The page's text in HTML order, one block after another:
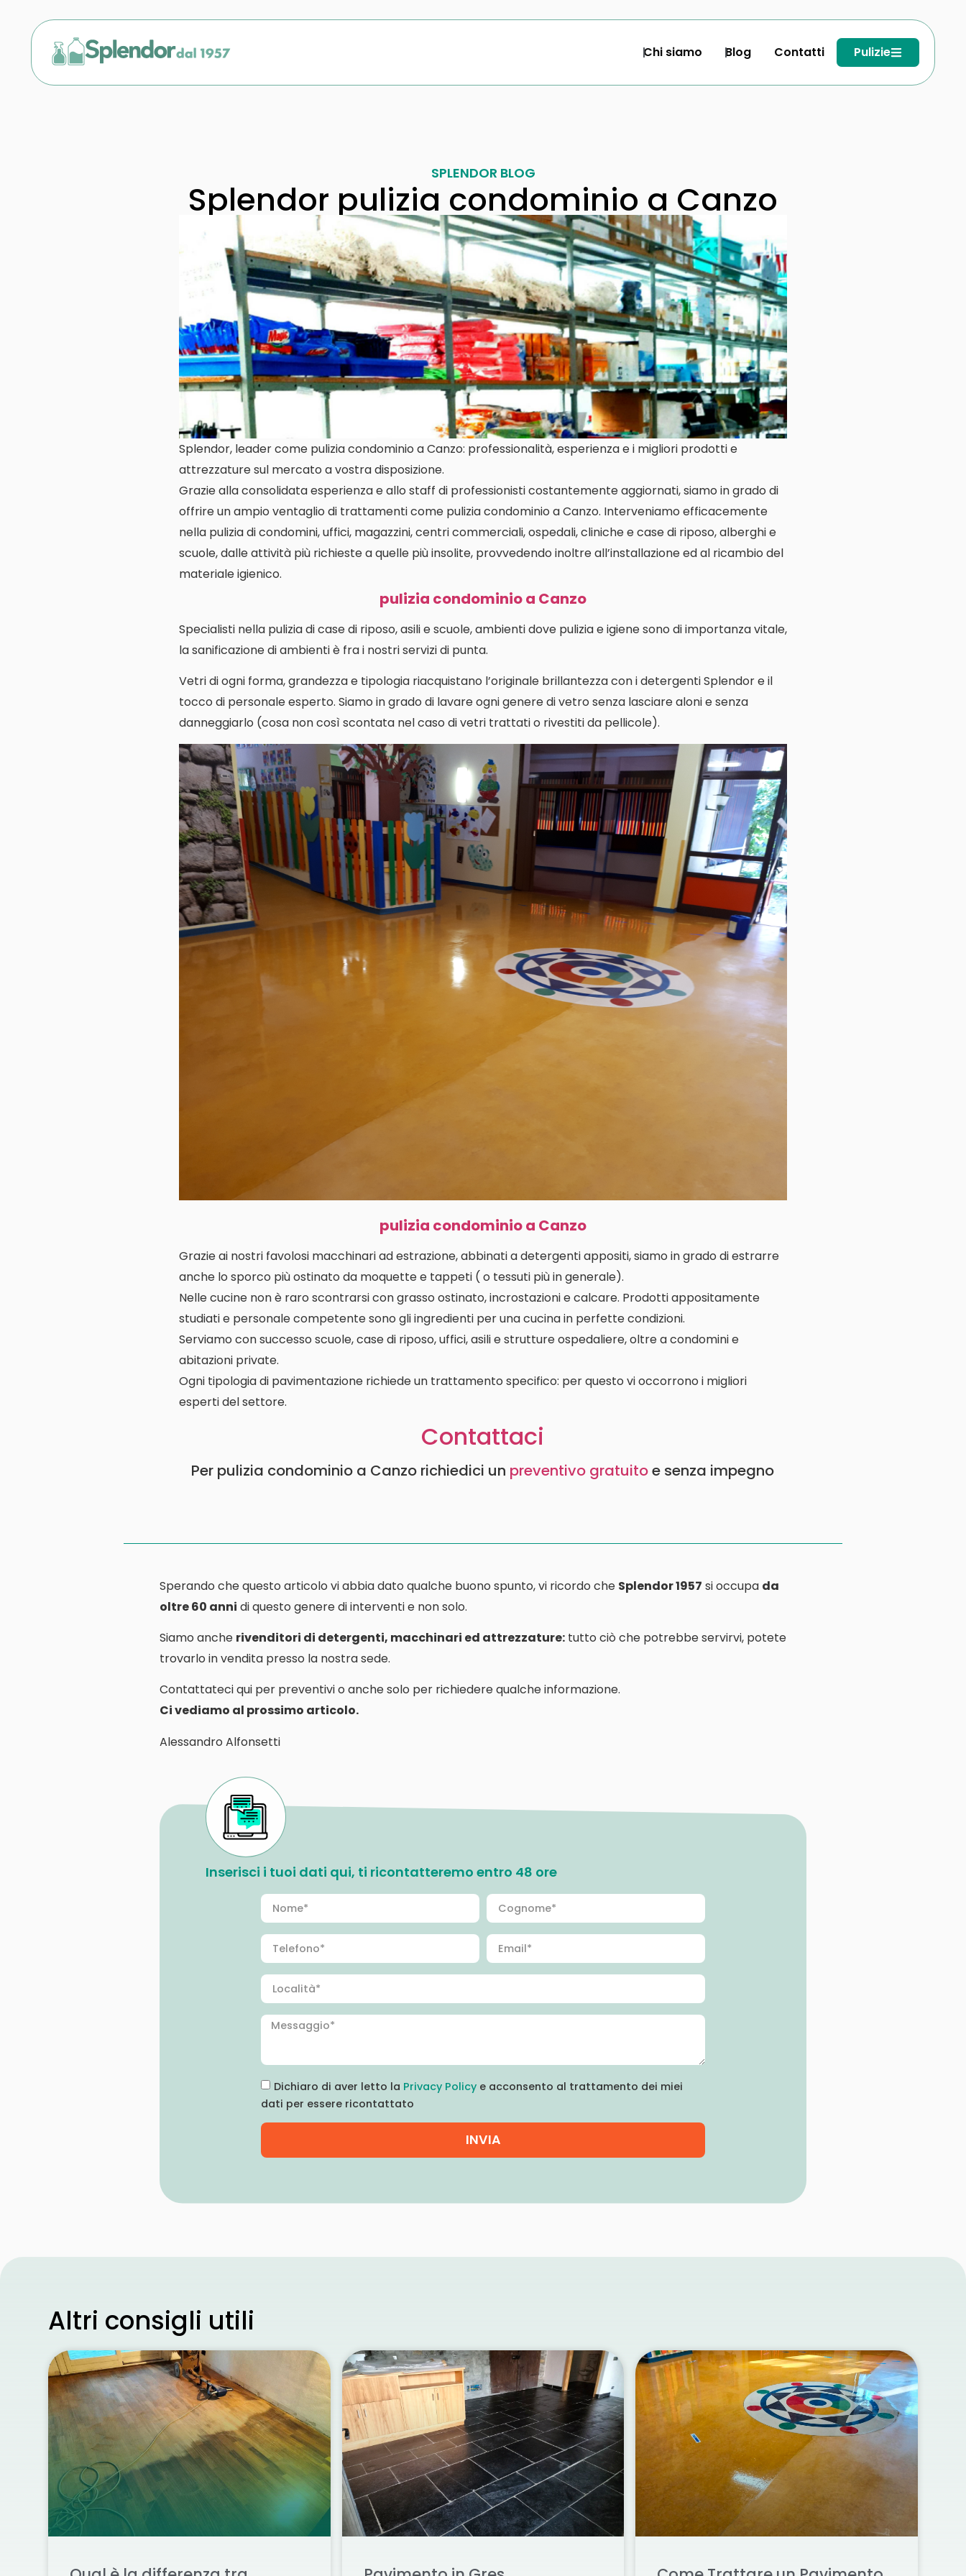
Chi siamo Blog Contatti Pulizie
SPLENDOR BLOG
Splendor pulizia condominio a Canzo
Splendor, leader come pulizia condominio a Canzo: professionalità, esperienza e i migliori prodotti e
attrezzature sul mercato a vostra disposizione.
Grazie alla consolidata esperienza e allo staff di professionisti costantemente aggiornati, siamo in grado di
offrire un ampio ventaglio di trattamenti come pulizia condominio a Canzo. Interveniamo efficacemente
nella pulizia di condomini, uffici, magazzini, centri commerciali, ospedali, cliniche e case di riposo, alberghi e
scuole, dalle attività più richieste a quelle più insolite, provvedendo inoltre all’installazione ed al ricambio del
materiale igienico.
pulizia condominio a Canzo
Specialisti nella pulizia di case di riposo, asili e scuole, ambienti dove pulizia e igiene sono di importanza vitale,
la sanificazione di ambienti è fra i nostri servizi di punta.
Vetri di ogni forma, grandezza e tipologia riacquistano l’originale brillantezza con i detergenti Splendor e il
tocco di personale esperto. Siamo in grado di lavare ogni genere di vetro senza lasciare aloni e senza
danneggiarlo (cosa non così scontata nel caso di vetri trattati o rivestiti da pellicole).
pulizia condominio a Canzo
Grazie ai nostri favolosi macchinari ad estrazione, abbinati a detergenti appositi, siamo in grado di estrarre
anche lo sporco più ostinato da moquette e tappeti ( o tessuti più in generale).
Nelle cucine non è raro scontrarsi con grasso ostinato, incrostazioni e calcare. Prodotti appositamente
studiati e personale competente sono gli ingredienti per una cucina in perfette condizioni.
Serviamo con successo scuole, case di riposo, uffici, asili e strutture ospedaliere, oltre a condomini e
abitazioni private.
Ogni tipologia di pavimentazione richiede un trattamento specifico: per questo vi occorrono i migliori
esperti del settore.
Contattaci
Per pulizia condominio a Canzo richiedici un preventivo gratuitoe senza impegno
Sperando che questo articolo vi abbia dato qualche buono spunto, vi ricordo che Splendor 1957 si occupa da
oltre 60 anni di questo genere di interventi e non solo.
Siamo anche rivenditori di detergenti, macchinari ed attrezzature: tutto ciò che potrebbe servirvi, potete
trovarlo in vendita presso la nostra sede.
Contattateci qui per preventivi o anche solo per richiedere qualche informazione.
Ci vediamo al prossimo articolo.
Alessandro Alfonsetti
Inserisci i tuoi dati qui, ti ricontatteremo entro 48 ore
Dichiaro di aver letto la Privacy Policy e acconsento al trattamento dei miei
dati per essere ricontattato
INVIA
Altri consigli utili